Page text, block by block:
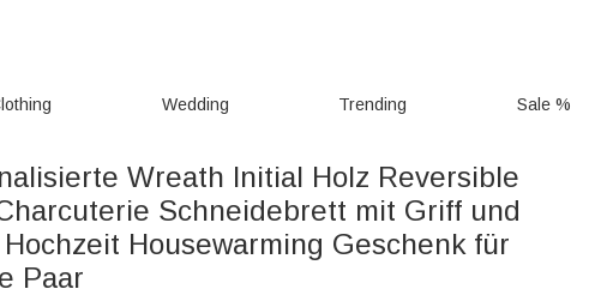
Wedding Trending Sale %
Wreath Initial Holz Reversible
Schneidebrett mit Griff und
Hochzeit Housewarming Geschenk für
Paar